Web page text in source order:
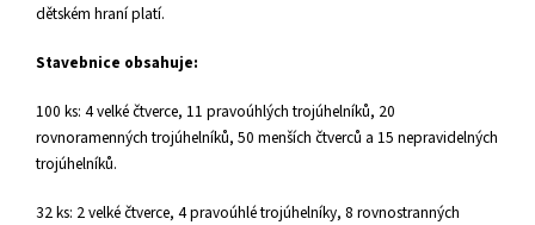
dětském hraní platí.
Stavebnice obsahuje:
100 ks: 4 velké čtverce, 11 pravoúhlých trojúhelníků, 20
rovnoramenných trojúhelníků, 50 menších čtverců a 15 nepravidelných
trojúhelníků.
32 ks: 2 velké čtverce, 4 pravoúhlé trojúhelníky, 8 rovnostranných